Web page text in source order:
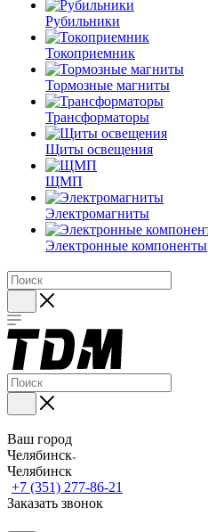
Рубильники
Токоприемник
Тормозные магниты
Трансформаторы
Щиты освещения
ЩМП
Электромагниты
Электронные компоненты
Ваш город
Челябинск
Челябинск
+7 (351) 277-86-21
Заказать звонок